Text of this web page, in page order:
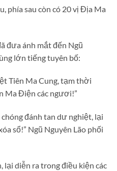
phía sau còn có 20 vị Địa Ma
đưa ánh mắt đến Ngũ
lớn tiếng tuyên bố:
Tiên Ma Cung, tạm thời
Ma Điện các ngươi!”
đánh tan dư nghiệt, lại
sổ!” Ngũ Nguyên Lão phối
lại diễn ra trong điều kiện các